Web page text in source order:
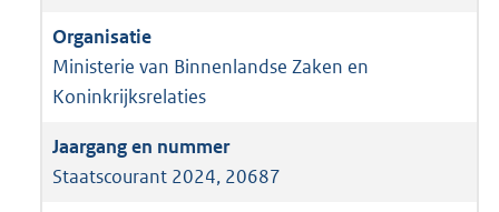
Ministerie van Binnenlandse Zaken en
Koninkrijksrelaties
Staatscourant 2024, 20687